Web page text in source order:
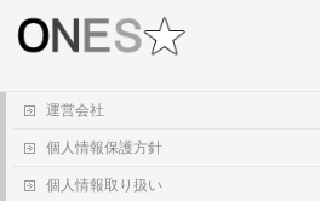
運営会社
個人情報保護方針
個人情報取り扱い